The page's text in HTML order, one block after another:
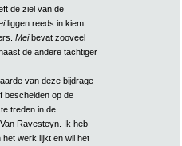
de ziel van de
liggen reeds in kiem
Meibevat zooveel
de andere tachtiger
van deze bijdrage
bescheiden op de
treden in de
Ravesteyn. Ik heb
werk lijkt en wil het